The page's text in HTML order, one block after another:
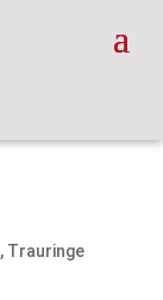
, Trauringe